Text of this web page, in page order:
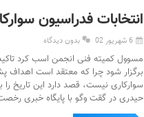
انتخابات فدراسیون
6 شهریور 02 بدون دیدگاه
مسوول کمیته فنی انجمن اسب کرد
برگزار شود چرا که معتقد است اهداف
سوارکاری نیست، قصد دارد این تاریخ
حیدری در گقت وگو با پایگاه خبری